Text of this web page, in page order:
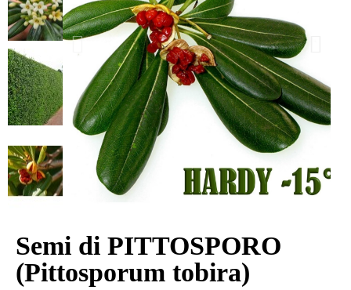
Semi di PITTOSPORO
(Pittosporum tobira)